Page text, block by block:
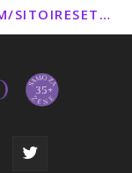
@HTTPS://WWW.INSTAGRAM.COM/SITOIRESETO/